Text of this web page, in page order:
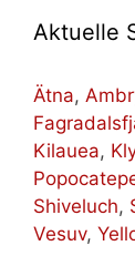
Aktuelle
Ätna,
Kilauea,
Shiveluch,
Vesuv,